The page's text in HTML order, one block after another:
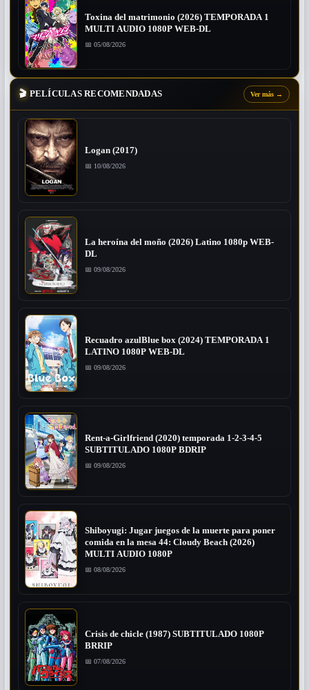
Toxina del matrimonio (2026) TEMPORADA 1
MULTI AUDIO 1080P WEB-DL
📅 05/08/2026
🎬 PELÍCULAS RECOMENDADAS Ver más →
Logan (2017)
📅 10/08/2026
La heroína del moño (2026) Latino 1080p WEB-
DL
📅 09/08/2026
Recuadro azulBlue box (2024) TEMPORADA 1
LATINO 1080P WEB-DL
📅 09/08/2026
Rent-a-Girlfriend (2020) temporada 1-2-3-4-5
SUBTITULADO 1080P BDRIP
📅 09/08/2026
Shiboyugi: Jugar juegos de la muerte para poner
comida en la mesa 44: Cloudy Beach (2026)
MULTI AUDIO 1080P
📅 08/08/2026
Crisis de chicle (1987) SUBTITULADO 1080P
BRRIP
📅 07/08/2026